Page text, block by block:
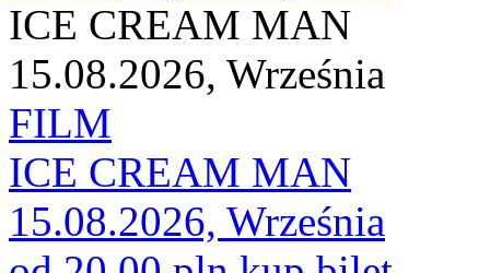
ICE CREAM MAN
15.08.2026, Września
FILM
ICE CREAM MAN
15.08.2026, Września